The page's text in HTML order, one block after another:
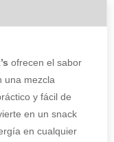
ofrecen el sabor
una mezcla
y fácil de
en un snack
en cualquier